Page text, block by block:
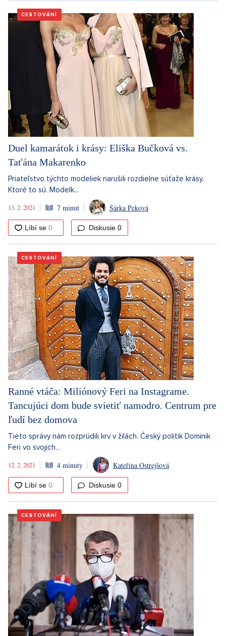
CESTOVÁNÍ
Duel kamarátok i krásy: Eliška Bučková vs.
Taťána Makarenko
Priateľstvo týchto modeliek narušili rozdielne súťaže krásy.
Ktoré to sú. Modelk...
13. 2. 2021
7 minut Šárka Peková
Diskusie 0
CESTOVÁNÍ
Ranné vtáča: Miliónový Feri na Instagrame.
Tancujúci dom bude svietiť namodro. Centrum pre
ľudí bez domova
Tieto správy nám rozprúdili krv v žilách. Český politik Dominik
Feri vo svojich...
12. 2. 2021
4 minuty Kateřina Ostrejšová
Diskusie 0
CESTOVÁNÍ